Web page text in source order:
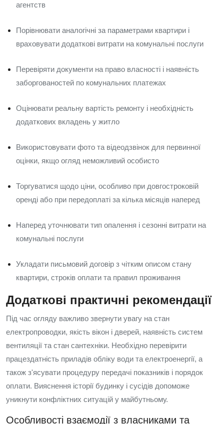
агентств
Порівнювати аналогічні за параметрами квартири і
враховувати додаткові витрати на комунальні послуги
Перевіряти документи на право власності і наявність
заборгованостей по комунальних платежах
Оцінювати реальну вартість ремонту і необхідність
додаткових вкладень у житло
Використовувати фото та відеодзвінок для первинної
оцінки, якщо огляд неможливий особисто
Торгуватися щодо ціни, особливо при довгостроковій
оренді або при передоплаті за кілька місяців наперед
Наперед уточнювати тип опалення і сезонні витрати на
комунальні послуги
Укладати письмовий договір з чітким описом стану
квартири, строків оплати та правил проживання
Додаткові практичні рекомендації
Під час огляду важливо звернути увагу на стан
електропроводки, якість вікон і дверей, наявність систем
вентиляції та стан сантехніки. Необхідно перевірити
працездатність приладів обліку води та електроенергії, а
також з'ясувати процедуру передачі показників і порядок
оплати. Вияснення історії будинку і сусідів допоможе
уникнути конфліктних ситуацій у майбутньому.
Особливості взаємодії з власниками та